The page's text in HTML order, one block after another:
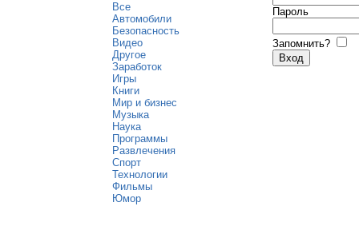
Все
Автомобили
Безопасность
Видео
Другое
Заработок
Игры
Книги
Мир и бизнес
Музыка
Наука
Программы
Развлечения
Спорт
Технологии
Фильмы
Юмор
Пароль
Запомнить?